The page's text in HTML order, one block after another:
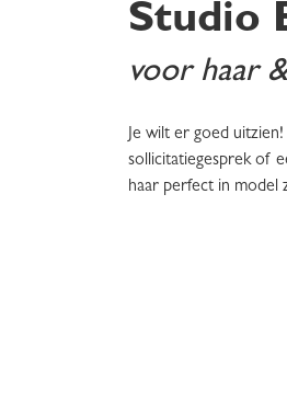
Studio
voor haar
Je wilt er goed
sollicitatiegesprek of
haar perfect in model